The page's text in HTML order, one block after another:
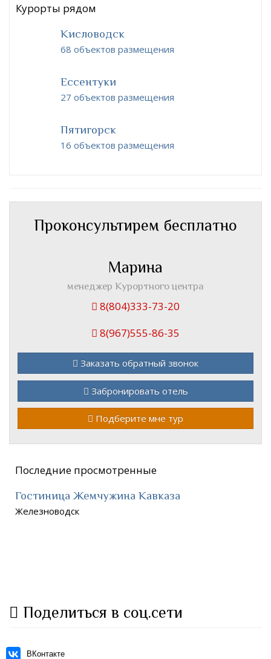
Курорты рядом
Кисловодск
68 объектов размещения
Ессентуки
27 объектов размещения
Пятигорск
16 объектов размещения
Проконсультирем бесплатно
Марина
менеджер Курортного центра
8(804)333-73-20
8(967)555-86-35
Заказать обратный звонок
Забронировать отель
Подберите мне тур
Последние просмотренные
Гостиница Жемчужина Кавказа
Железноводск
Поделиться в соц.сети
ВКонтакте